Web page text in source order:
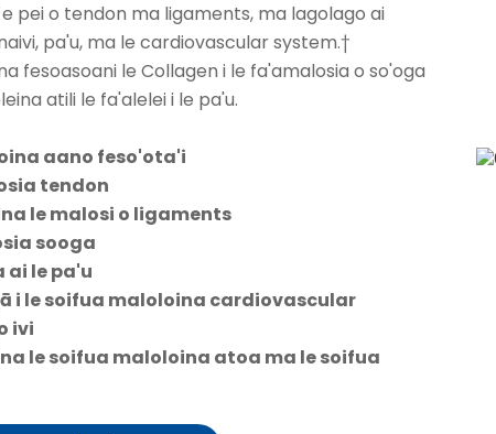
pei o tendon ma ligaments, ma lagolago ai
pa'u, ma le cardiovascular system.†
fesoasoani le Collagen i le fa'amalosia o so'oga
atili le fa'alelei i le pa'u.
aano feso'ota'i
tendon
le malosi o ligaments
sooga
ai le pa'u
i le soifua maloloina cardiovascular
ivi
le soifua maloloina atoa ma le soifua